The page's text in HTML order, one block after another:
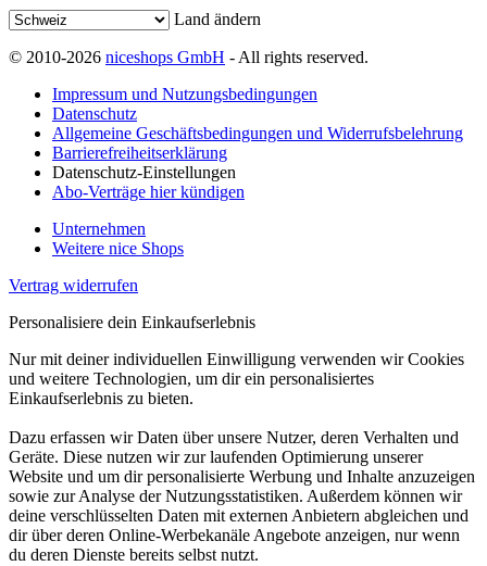
Land ändern
© 2010-2026 niceshops GmbH - All rights reserved.
Impressum und Nutzungsbedingungen
Datenschutz
Allgemeine Geschäftsbedingungen und Widerrufsbelehrung
Barrierefreiheitserklärung
Datenschutz-Einstellungen
Abo-Verträge hier kündigen
Unternehmen
Weitere nice Shops
Vertrag widerrufen
Personalisiere dein Einkaufserlebnis
Nur mit deiner individuellen Einwilligung verwenden wir Cookies
und weitere Technologien, um dir ein personalisiertes
Einkaufserlebnis zu bieten.
Dazu erfassen wir Daten über unsere Nutzer, deren Verhalten und
Geräte. Diese nutzen wir zur laufenden Optimierung unserer
Website und um dir personalisierte Werbung und Inhalte anzuzeigen
sowie zur Analyse der Nutzungsstatistiken. Außerdem können wir
deine verschlüsselten Daten mit externen Anbietern abgleichen und
dir über deren Online-Werbekanäle Angebote anzeigen, nur wenn
du deren Dienste bereits selbst nutzt.